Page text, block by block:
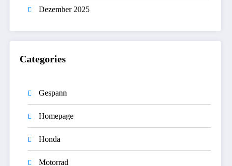
Dezember 2025
Categories
Gespann
Homepage
Honda
Motorrad